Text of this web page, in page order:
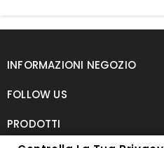
INFORMAZIONI NEGOZIO
FOLLOW US
PRODOTTI